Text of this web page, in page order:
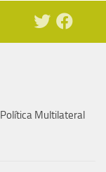
Multilateral